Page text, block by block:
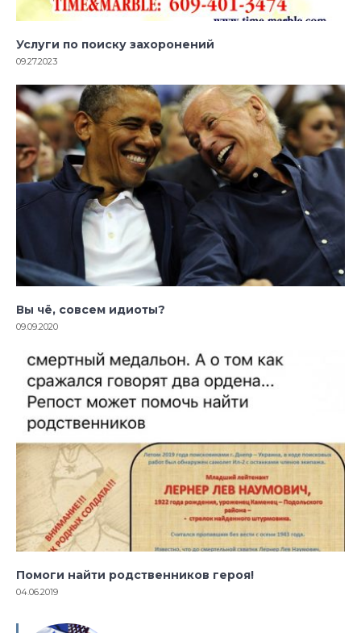
Услуги по поиску захоронений
09.27.2023
Вы чё, совсем идиоты?
09.09.2020
Помоги найти родственников героя!
04.06.2019